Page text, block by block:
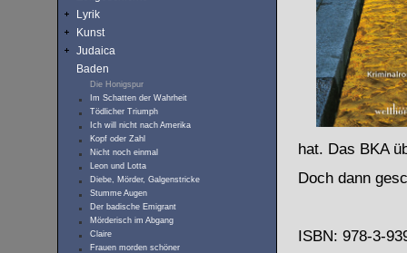
Lyrik
Kunst
Judaica
Baden
Die Honigspur
Im Schatten der Wahrheit
Tödlicher Triumph
Ich will nicht nach Amerika
Kopf oder Zahl
Nicht noch einmal
Leon und Lotta
Diebe, Mörder, Galgenstricke
Stumme Augen
Der badische Emigrant
Mörderisch im Abgang
Claire
Frauen morden schöner
hat. Das BKA
Doch dann
ISBN: 978-3-